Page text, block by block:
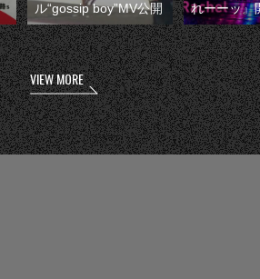
ル“gossip boy”MV公開
れーーッ』
VIEW MORE